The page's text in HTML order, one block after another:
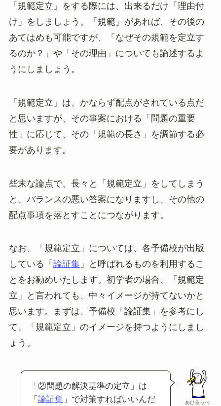
「規範定立」をする際には、出来るだけ「理由付
け」をしましょう。「規範」があれば、その後の
あてはめも可能ですが、「なぜその規範を定立す
るのか？」や「その理由」についても論述するよ
うにしましょう。
「規範定立」は、かならず配点がされている点だ
と思いますが、その事案における「問題の重要
性」に応じて、その「規範の長さ」を調節する必
要があります。
些末な論点で、長々と「規範定立」をしてしまう
と、バランスの悪い答案になりますし、その他の
配点事項を落とすことにつながります。
なお、「規範定立」については、各予備校が出版
している「 論証集」と呼ばれるものを利用するこ
とをお勧めいたします。初学者の場合、「規範定
立」と言われても、中々イメージが持てないかと
思います。まずは、予備校「論証集」を参考にし
て、「規範定立」のイメージを持つようにしまし
ょう。
あひるっぺ
「②問題の解決基準の定立」は
「 論証集」で対策すればいいんだ